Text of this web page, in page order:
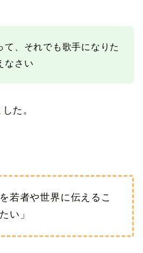
て、それでも歌手になりた
なさい
た。
若者や世界に伝えるこ
い」